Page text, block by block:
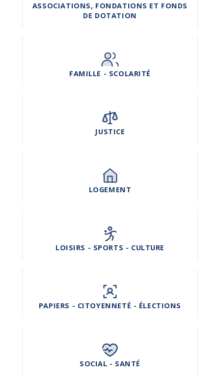
ASSOCIATIONS, FONDATIONS ET FONDS
DE DOTATION
FAMILLE - SCOLARITÉ
JUSTICE
LOGEMENT
LOISIRS - SPORTS - CULTURE
PAPIERS - CITOYENNETÉ - ÉLECTIONS
SOCIAL - SANTÉ